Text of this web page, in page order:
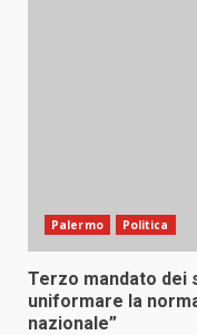
Palermo Politica
Terzo mandato dei
uniformare la
nazionale”